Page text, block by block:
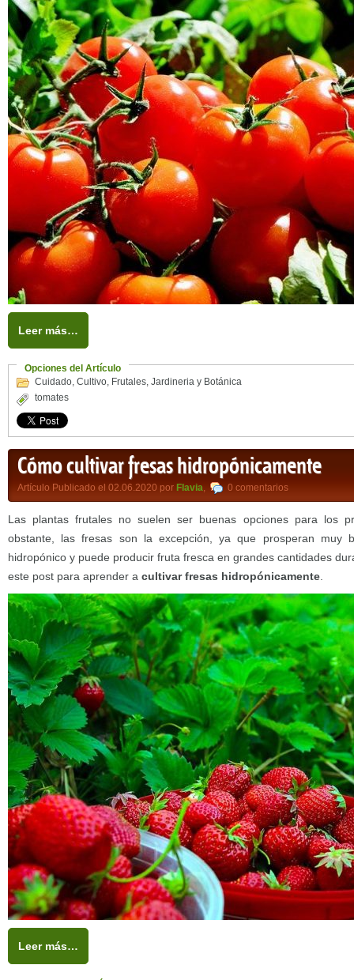
Leer más…
Opciones del Artículo
Cuidado, Cultivo, Frutales, Jardineria y Botánica
tomates
Cómo cultivar fresas hidropónicamente
Artículo Publicado el 02.06.2020 por Flavia, 0 comentarios
Las plantas frutales no suelen ser buenas opciones para los
obstante, las fresas son la excepción, ya que prosperan muy
hidropónico y puede producir fruta fresca en grandes cantidades
este post para aprender a cultivar fresas hidropónicamente
Leer más…